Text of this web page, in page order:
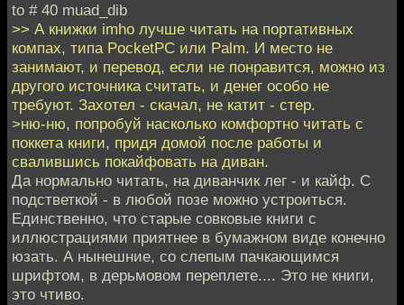
to # 40 muad_dib
>> А книжки imho лучше читать на портативных
компах, типа PocketPС или Palm. И место не
занимают, и перевод, если не понравится, можно из
другого источника считать, и денег особо не
требуют. Захотел - скачал, не катит - стер.
>ню-ню, попробуй насколько комфортно читать с
поккета книги, придя домой после работы и
свалившись покайфовать на диван.
Да нормально читать, на диванчик лег - и кайф. С
подстветкой - в любой позе можно устроиться.
Единственно, что старые совковые книги с
иллюстрациями приятнее в бумажном виде конечно
юзать. А нынешние, со слепым пачкающимся
шрифтом, в дерьмовом переплете.... Это не книги,
это чтиво.